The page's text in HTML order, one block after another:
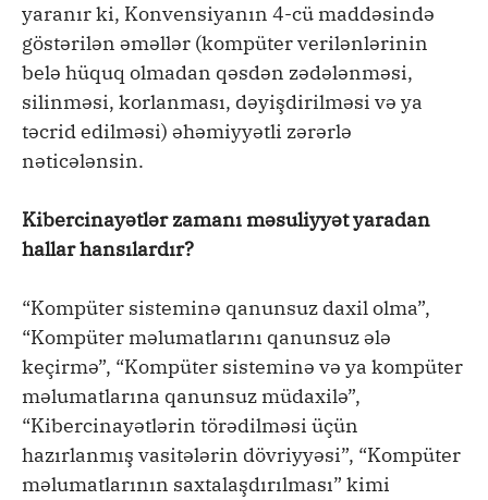
yaranır ki, Konvensiyanın 4-cü maddəsində
göstərilən əməllər (kompüter verilənlərinin
belə hüquq olmadan qəsdən zədələnməsi,
silinməsi, korlanması, dəyişdirilməsi və ya
təcrid edilməsi) əhəmiyyətli zərərlə
nəticələnsin.
Kibercinayətlər zamanı məsuliyyət yaradan
hallar hansılardır?
“Kompüter sisteminə qanunsuz daxil olma”,
“Kompüter məlumatlarını qanunsuz ələ
keçirmə”, “Kompüter sisteminə və ya kompüter
məlumatlarına qanunsuz müdaxilə”,
“Kibercinayətlərin törədilməsi üçün
hazırlanmış vasitələrin dövriyyəsi”, “Kompüter
məlumatlarının saxtalaşdırılması” kimi